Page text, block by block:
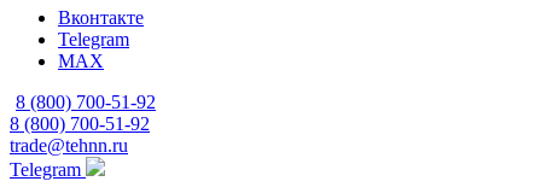
Вконтакте
Telegram
MAX
8 (800) 700-51-92
8 (800) 700-51-92
trade@tehnn.ru
Telegram